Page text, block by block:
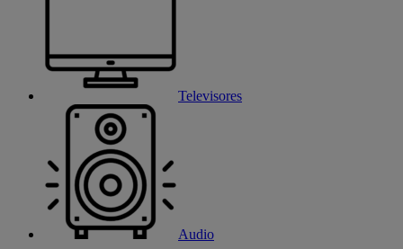
Televisores
Audio